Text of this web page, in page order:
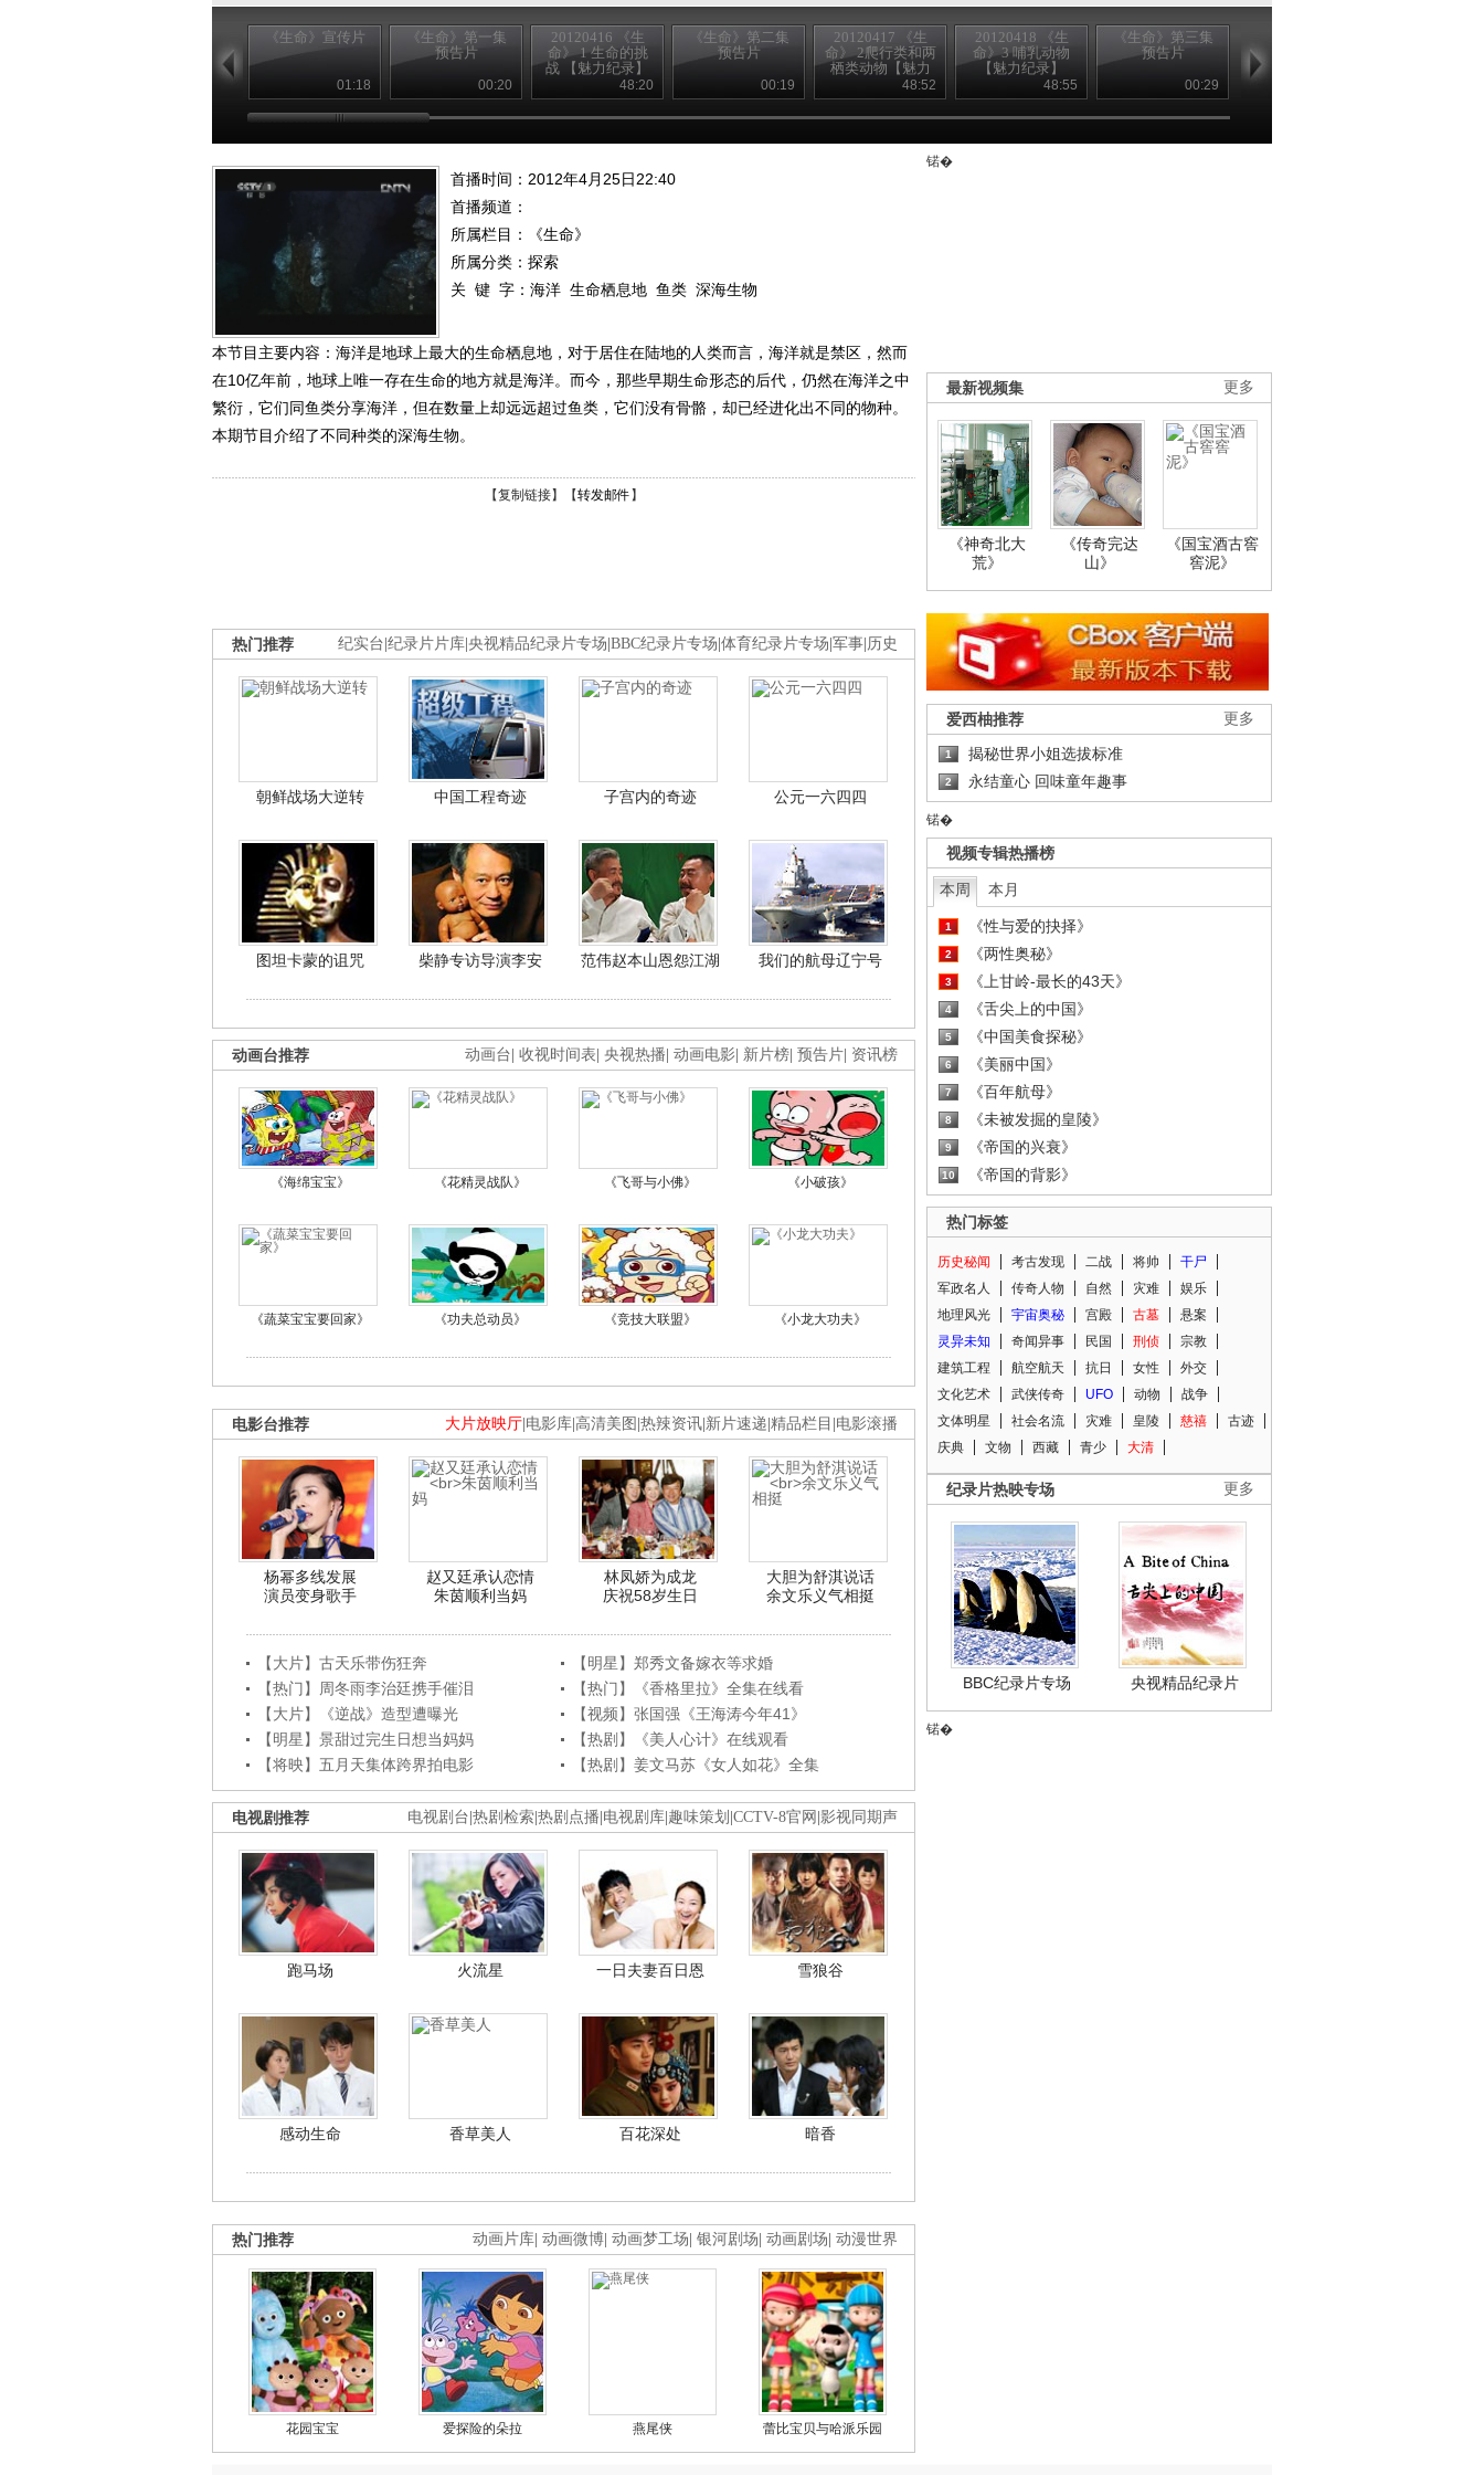
《生命》宣传片
01:18
《生命》第一集
预告片
00:20
20120416 《生
命》 1 生命的挑
战 【魅力纪录】
48:20
《生命》第二集
预告片
00:19
20120417 《生
命》 2爬行类和两
栖类动物【魅力
48:52
20120418 《生
命》3 哺乳动物
【魅力纪录】
48:55
《生命》第三集
预告片
00:29
首播时间：2012年4月25日22:40
首播频道：
所属栏目：
《生命》
所属分类：探索
关 键 字： 海洋 生命栖息地 鱼类 深海生物
本节目主要内容：海洋是地球上最大的生命栖息地，对于居住在陆地的人类而言，海洋就是禁区，然而
在10亿年前，地球上唯一存在生命的地方就是海洋。而今，那些早期生命形态的后代，仍然在海洋之中
繁衍，它们同鱼类分享海洋，但在数量上却远远超过鱼类，它们没有骨骼，却已经进化出不同的物种。
本期节目介绍了不同种类的深海生物。
【复制链接】【转发邮件 】
纪实台 纪录片片库 央视精品纪录片专场 BBC纪录片专场 体育纪录片专场 军事 历史
热门推荐
朝鲜战场大逆转 中国工程奇迹 子宫内的奇迹 公元一六四四
图坦卡蒙的诅咒 柴静专访导演李安 范伟赵本山恩怨江湖 我们的航母辽宁号
动画台 收视时间表 央视热播 动画电影 新片榜 预告片 资讯榜
动画台推荐
《海绵宝宝》 《花精灵战队》 《飞哥与小佛》 《小破孩》
《蔬菜宝宝要回家》 《功夫总动员》 《竞技大联盟》 《小龙大功夫》
大片放映厅 电影库 高清美图 热辣资讯 新片速递 精品栏目 电影滚播
电影台推荐
杨幂多线发展
演员变身歌手
赵又廷承认恋情
朱茵顺利当妈
林凤娇为成龙
庆祝58岁生日
大胆为舒淇说话
余文乐义气相挺
【大片】古天乐带伤狂奔
【明星】郑秀文备嫁衣等求婚
【热门】周冬雨李治廷携手催泪
【热门】《香格里拉》全集在线看
【大片】《逆战》造型遭曝光
【视频】张国强《王海涛今年41》
【明星】景甜过完生日想当妈妈
【热剧】《美人心计》在线观看
【将映】五月天集体跨界拍电影
【热剧】姜文马苏《女人如花》全集
电视剧台 热剧检索 热剧点播 电视剧库 趣味策划 CCTV-8官网 影视同期声
电视剧推荐
跑马场 火流星 一日夫妻百日恩 雪狼谷
感动生命 香草美人 百花深处 暗香
动画片库 动画微博 动画梦工场 银河剧场 动画剧场 动漫世界
热门推荐
花园宝宝 爱探险的朵拉 燕尾侠 蕾比宝贝与哈派乐园
锘�
更多
最新视频集
《神奇北大
荒》
《传奇完达
山》
《国宝酒古窖
窖泥》
更多
爱西柚推荐
1 揭秘世界小姐选拔标准
2 永结童心 回味童年趣事
锘�
视频专辑热播榜
本周 本月
1 《性与爱的抉择》
2 《两性奥秘》
3 《上甘岭-最长的43天》
4 《舌尖上的中国》
5 《中国美食探秘》
6 《美丽中国》
7 《百年航母》
8 《未被发掘的皇陵》
9 《帝国的兴衰》
10 《帝国的背影》
热门标签
历史秘闻 考古发现 二战 将帅
干尸
军政名人
传奇人物 自然 灾难
娱乐
地理风光
宇宙奥秘 宫殿 古墓
悬案
灵异未知
奇闻异事 民国 刑侦
宗教
建筑工程
航空航天 抗日 女性
外交
文化艺术
武侠传奇 UFO 动物
战争
文体明星
社会名流 灾难 皇陵 慈禧
古迹
庆典
文物 西藏 青少 大清
更多
纪录片热映专场
BBC纪录片专场 央视精品纪录片
锘�